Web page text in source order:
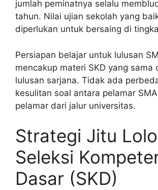
jumlah peminatnya selalu
tahun. Nilai ujian sekolah yang
diperlukan untuk bersaing di
Persiapan belajar untuk lulusan
mencakup materi SKD yang sama
lulusan sarjana. Tidak ada
kesulitan soal antara pelamar
pelamar dari jalur universitas.
Strategi Jitu
Seleksi
Dasar (SKD)